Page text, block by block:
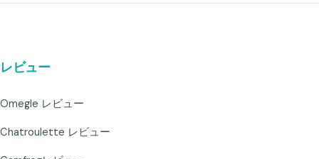
レビュー
Omegle レビュー
Chatroulette レビュー